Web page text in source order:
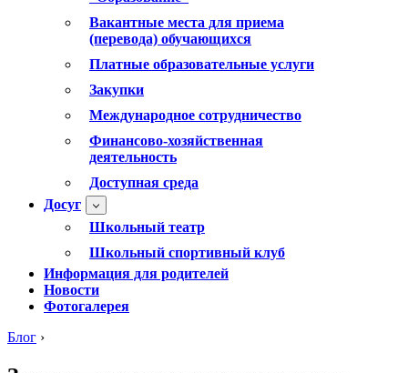
Вакантные места для приема
(перевода) обучающихся
Платные образовательные услуги
Закупки
Международное сотрудничество
Финансово-хозяйственная
деятельность
Доступная среда
Досуг
Школьный театр
Школьный спортивный клуб
Информация для родителей
Новости
Фотогалерея
Блог ›